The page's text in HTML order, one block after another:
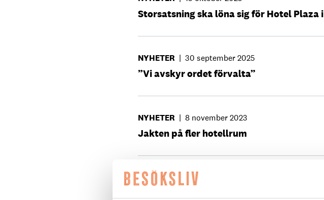
Storsatsning ska löna sig för Hotel Plaza
NYHETER | 30 september 2025
”Vi avskyr ordet förvalta”
NYHETER | 8 november 2023
Jakten på fler hotellrum
NYHETER 21 juni 2023